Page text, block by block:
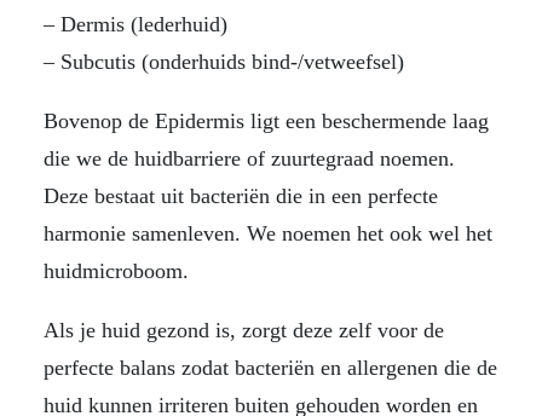
– Dermis (lederhuid)
– Subcutis (onderhuids bind-/vetweefsel)
Bovenop de Epidermis ligt een beschermende laag
die we de huidbarriere of zuurtegraad noemen.
Deze bestaat uit bacteriën die in een perfecte
harmonie samenleven. We noemen het ook wel het
huidmicroboom.
Als je huid gezond is, zorgt deze zelf voor de
perfecte balans zodat bacteriën en allergenen die de
huid kunnen irriteren buiten gehouden worden en